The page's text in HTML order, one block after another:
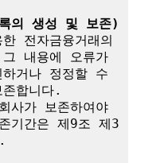
의 생성 및 보존)
전자금융거래의
내용에 오류가
거나 정정할 수
합니다.
가 보존하여야
기간은 제9조 제3